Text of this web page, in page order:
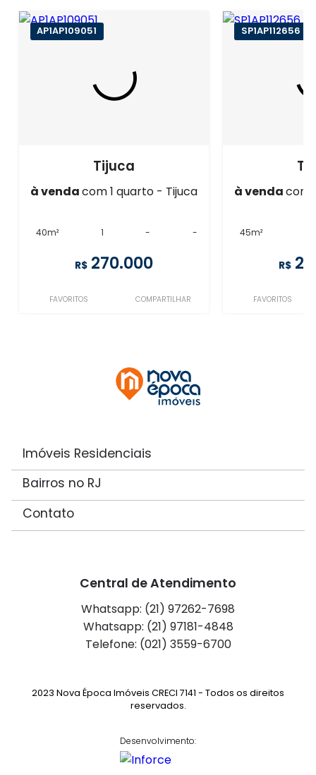
AP1AP109051
Tijuca
à vendacom 1 quarto - Tijuca
40m² 1 - -
R$ 270.000
FAVORITOS COMPARTILHAR
SP1AP112656
à vendacom
45m²
R$
FAVORITOS
Imóveis Residenciais
Bairros no RJ
Contato
Central de Atendimento
Whatsapp: (21) 97262-7698
Whatsapp: (21) 97181-4848
Telefone: (021) 3559-6700
2023 Nova Época Imóveis CRECI 7141 - Todos os direitos
reservados.
Desenvolvimento: